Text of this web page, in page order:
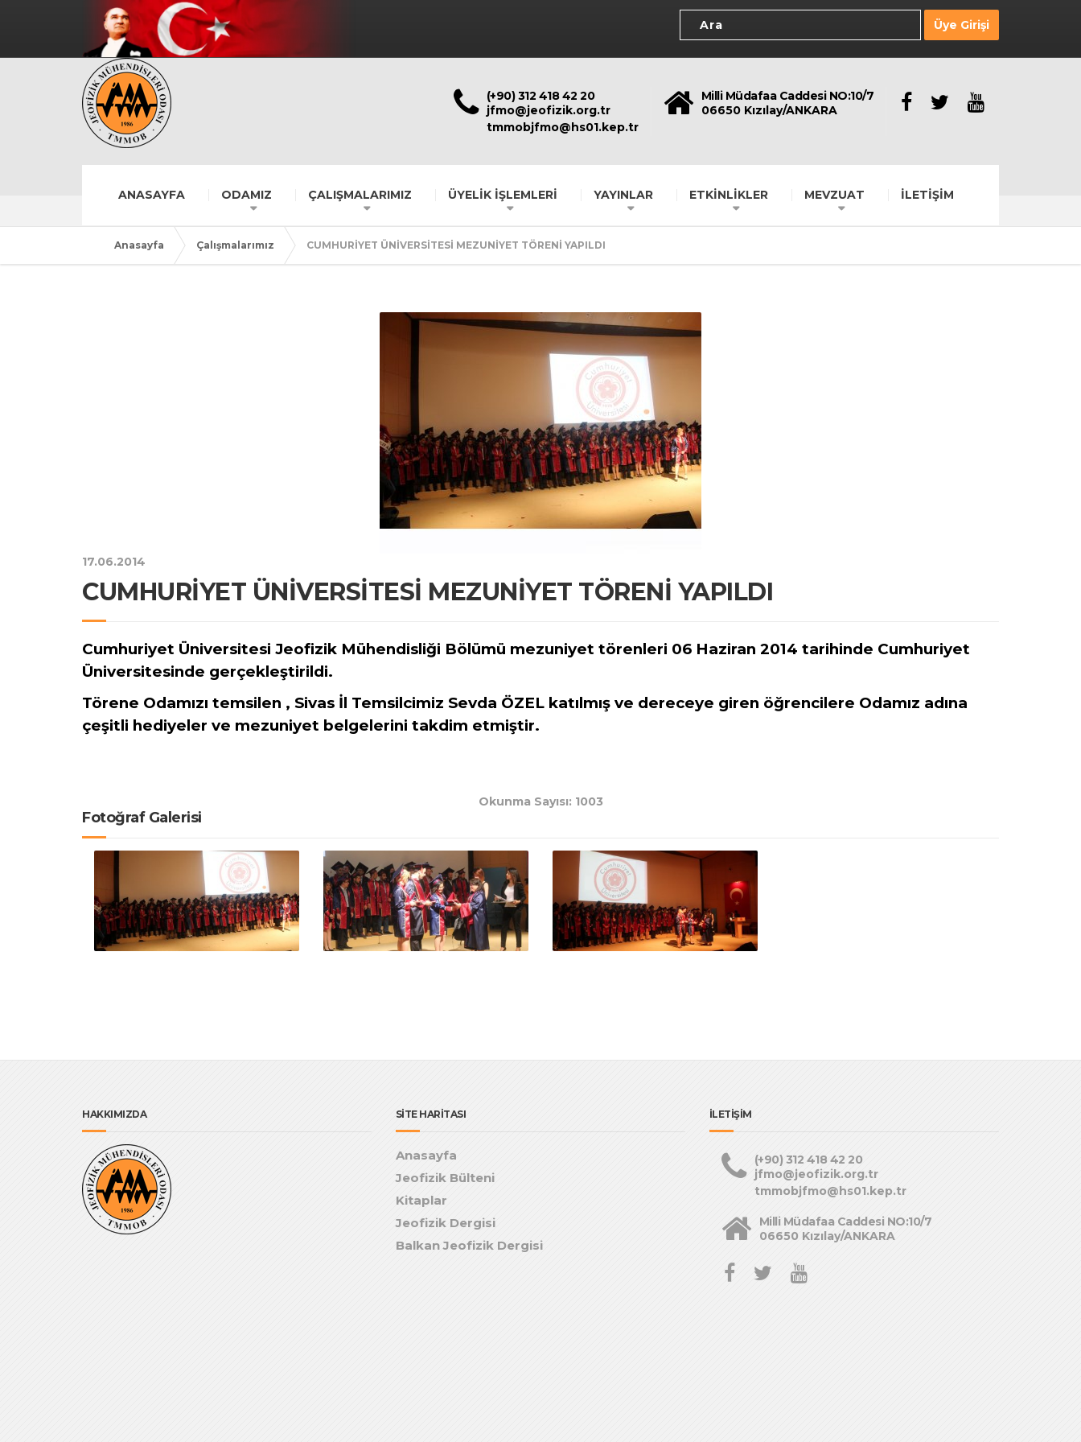
Üye Girişi
(+90) 312 418 42 20
jfmo@jeofizik.org.tr
tmmobjfmo@hs01.kep.tr
Milli Müdafaa Caddesi NO:10/7
06650 Kızılay/ANKARA
ANASAYFA ODAMIZ ÇALIŞMALARIMIZ ÜYELİK İŞLEMLERİ YAYINLAR ETKİNLİKLER MEVZUAT İLETİŞİM
Anasayfa Çalışmalarımız CUMHURİYET ÜNİVERSİTESİ MEZUNİYET TÖRENİ YAPILDI
17.06.2014
CUMHURİYET ÜNİVERSİTESİ MEZUNİYET TÖRENİ YAPILDI
Cumhuriyet Üniversitesi Jeofizik Mühendisliği Bölümü mezuniyet törenleri 06 Haziran 2014 tarihinde Cumhuriyet
Üniversitesinde gerçekleştirildi.
Törene Odamızı temsilen , Sivas İl Temsilcimiz Sevda ÖZEL katılmış ve dereceye giren öğrencilere Odamız adına
çeşitli hediyeler ve mezuniyet belgelerini takdim etmiştir.
Okunma Sayısı: 1003
Fotoğraf Galerisi
HAKKIMIZDA SİTE HARİTASI
Anasayfa
Jeofizik Bülteni
Kitaplar
Jeofizik Dergisi
Balkan Jeofizik Dergisi
İLETİŞİM
(+90) 312 418 42 20
jfmo@jeofizik.org.tr
tmmobjfmo@hs01.kep.tr
Milli Müdafaa Caddesi NO:10/7
06650 Kızılay/ANKARA